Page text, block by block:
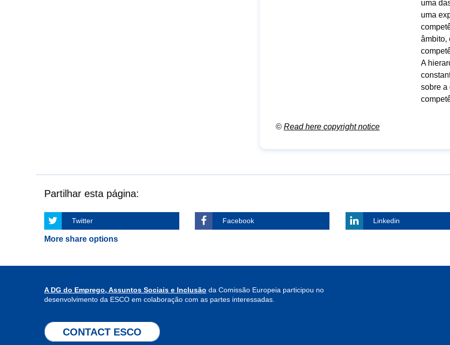
uma
uma
âmbito,
A
sobre a
© Read here copyright notice
Partilhar esta página:
Twitter Facebook Linkedin
More share options
A DG do Emprego, Assuntos Sociais e Inclusão da Comissão Europeia participou no
desenvolvimento da ESCO em colaboração com as partes interessadas.
CONTACT ESCO